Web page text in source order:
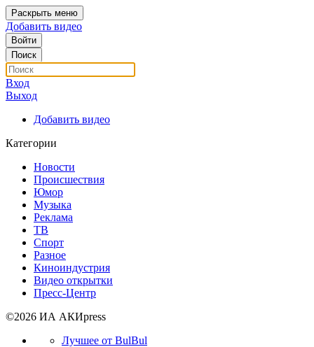
Раскрыть меню
Добавить видео
Войти
Поиск
Вход
Выход
Добавить видео
Категории
Новости
Происшествия
Юмор
Музыка
Реклама
ТВ
Спорт
Разное
Киноиндустрия
Видео открытки
Пресс-Центр
©2026 ИА АКИpress
Лучшее от BulBul